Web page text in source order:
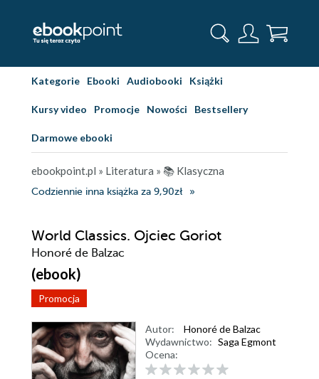
Kategorie Ebooki Audiobooki Książki
Kursy video Promocje Nowości Bestsellery
Darmowe ebooki
ebookpoint.pl » Literatura » 📚 Klasyczna
Codziennie inna książka za 9,90zł
World Classics. Ojciec Goriot
Honoré de Balzac
(ebook)
Promocja
Autor:
Honoré de Balzac
Wydawnictwo: Saga Egmont
Ocena: